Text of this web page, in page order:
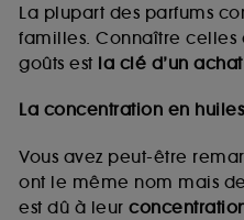
La plupart des parfums
familles. Connaître celles
goûts est la clé d’un achat
La concentration en
Vous avez peut-être
ont le même nom mais
est dû à leur